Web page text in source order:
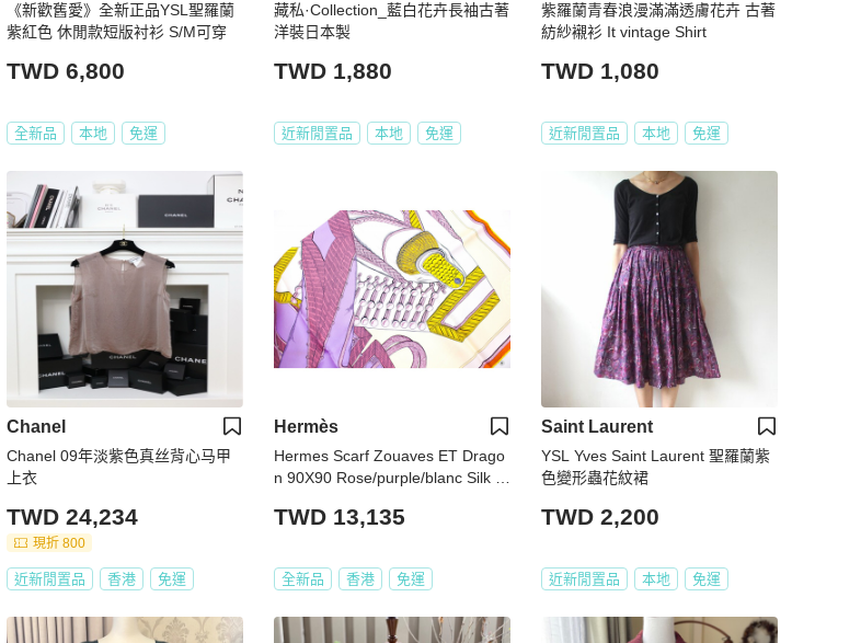
《新歡舊愛》全新正品YSL聖羅蘭
紫紅色 休閒款短版衬衫 S/M可穿
TWD 6,800
全新品 本地 免運
藏私·Collection_藍白花卉長袖古著
洋裝日本製
TWD 1,880
近新閒置品 本地 免運
紫羅蘭青春浪漫滿滿透膚花卉 古著
紡紗襯衫 It vintage Shirt
TWD 1,080
近新閒置品 本地 免運
Chanel
Chanel 09年淡紫色真丝背心马甲
上衣
TWD 24,234
現折 800
近新閒置品 香港 免運
Hermès
Hermes Scarf Zouaves ET Drago
n 90X90 Rose/purple/blanc Silk Si
TWD 13,135
全新品 香港 免運
Saint Laurent
YSL Yves Saint Laurent 聖羅蘭紫
色變形蟲花紋裙
TWD 2,200
近新閒置品 本地 免運